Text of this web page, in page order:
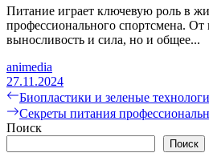
Питание играет ключевую роль в
профессионального спортсмена. От
выносливость и сила, но и общее...
animedia
27.11.2024
Навигация
по
записям
Предыдущая
запись:
Биопластики и зеленые
Следующая
запись:
Секреты питания
Поиск
Поиск